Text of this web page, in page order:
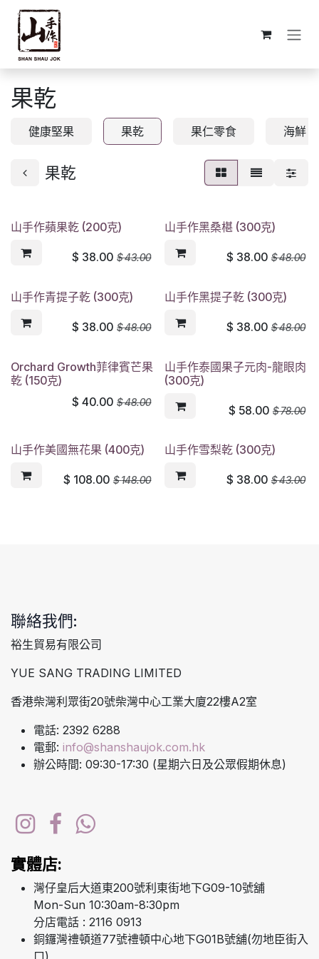
跳至內容
果乾
健康堅果 果乾 果仁零食 海鮮
果乾
山手作蘋果乾 (200克)
$ 38.00 $43.00
山手作黑桑椹 (300克)
$ 38.00 $48.00
山手作青提子乾 (300克)
$ 38.00 $48.00
山手作黑提子乾 (300克)
$ 38.00 $48.00
Orchard Growth菲律賓芒果
乾 (150克)
$40.00 $48.00
山手作泰國果子元肉-龍眼肉
(300克)
$ 58.00 $78.00
山手作美國無花果 (400克)
$ 108.00 $148.00
山手作雪梨乾 (300克)
$ 38.00 $43.00
聯絡我們:
裕生貿易有限公司
YUE SANG TRADING LIMITED
香港柴灣利眾街20號柴灣中心工業大廈22樓A2室
電話: 2392 6288
電郵: info@shanshaujok.com.hk
辦公時間: 09:30-17:30 (星期六日及公眾假期休息)
實體店:
灣仔皇后大道東200號利東街地下G09-10號舖
Mon-Sun 10:30am-8:30pm
分店電話 : 2116 0913
銅鑼灣禮頓道77號禮頓中心地下G01B號舖(勿地臣街入
口)